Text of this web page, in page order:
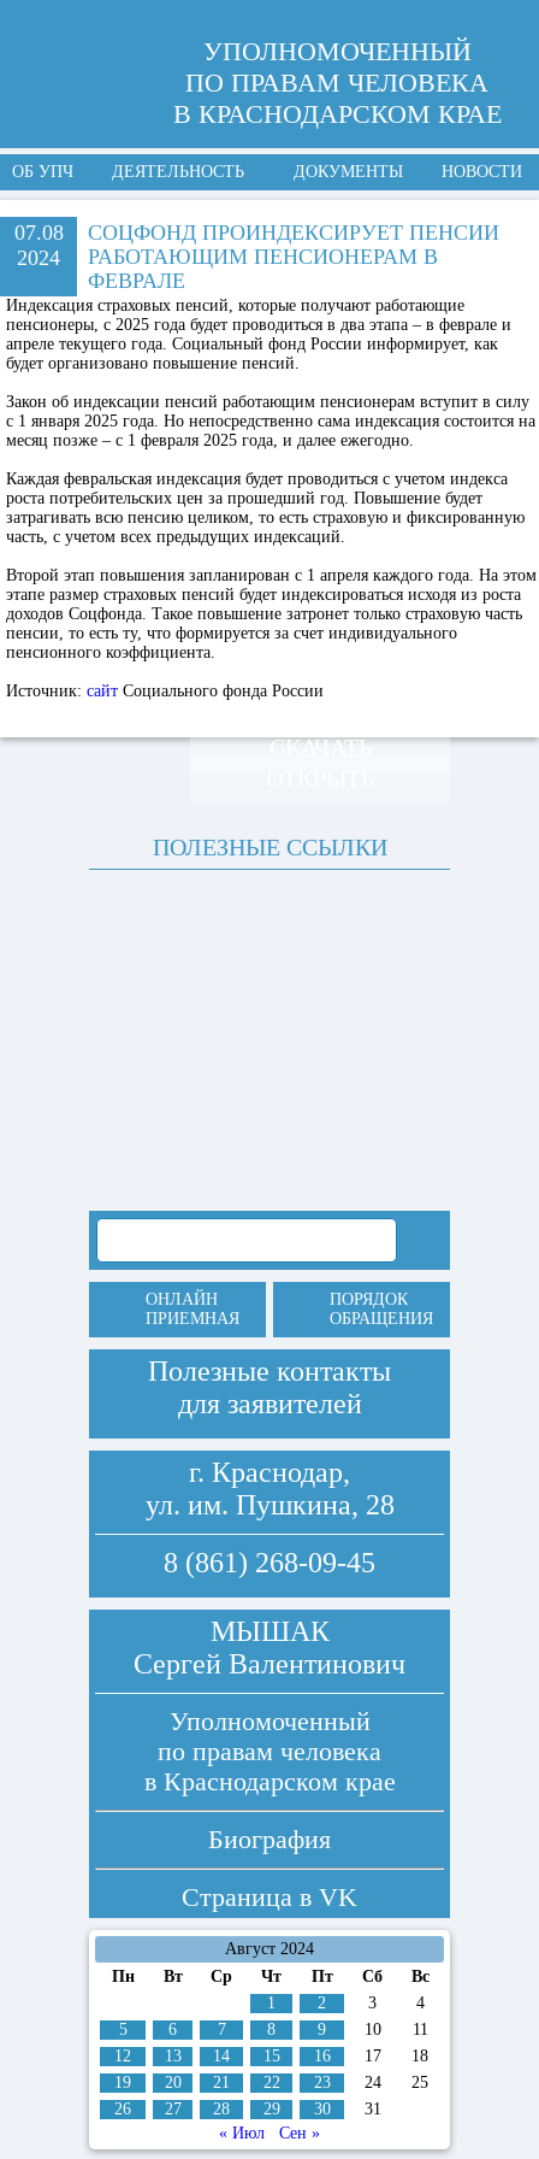
УПОЛНОМОЧЕННЫЙ
ПО ПРАВАМ ЧЕЛОВЕКА
В КРАСНОДАРСКОМ КРАЕ
ОБ УПЧ ДЕЯТЕЛЬНОСТЬ ДОКУМЕНТЫ НОВОСТИ
07.08
2024
СОЦФОНД ПРОИНДЕКСИРУЕТ ПЕНСИИ
РАБОТАЮЩИМ ПЕНСИОНЕРАМ В
ФЕВРАЛЕ
Индексация страховых пенсий, которые получают работающие
пенсионеры, с 2025 года будет проводиться в два этапа – в феврале и
апреле текущего года. Социальный фонд России информирует, как
будет организовано повышение пенсий.
Закон об индексации пенсий работающим пенсионерам вступит в силу
с 1 января 2025 года. Но непосредственно сама индексация состоится на
месяц позже – с 1 февраля 2025 года, и далее ежегодно.
Каждая февральская индексация будет проводиться с учетом индекса
роста потребительских цен за прошедший год. Повышение будет
затрагивать всю пенсию целиком, то есть страховую и фиксированную
часть, с учетом всех предыдущих индексаций.
Второй этап повышения запланирован с 1 апреля каждого года. На этом
этапе размер страховых пенсий будет индексироваться исходя из роста
доходов Соцфонда. Такое повышение затронет только страховую часть
пенсии, то есть ту, что формируется за счет индивидуального
пенсионного коэффициента.
Источник: сайт Социального фонда России
СКАЧАТЬ
ПОЛЕЗНЫЕ ССЫЛКИ
ОНЛАЙН
ПРИЕМНАЯ
ПОРЯДОК
ОБРАЩЕНИЯ
Полезные контакты
для заявителей
г. Краснодар,
ул. им. Пушкина, 28
8 (861) 268-09-45
МЫШАК
Сергей Валентинович
Уполномоченный
по правам человека
в Краснодарском крае
Биография
Страница в VK
Август 2024
Пн
Вт Ср Чт Пт Сб
Вс
1
2 3
4
5
6 7 8 9 10
11
12
13 14 15 16 17
18
19
20 21 22 23 24
25
26
27 28 29 30
31
« Июл
Сен »